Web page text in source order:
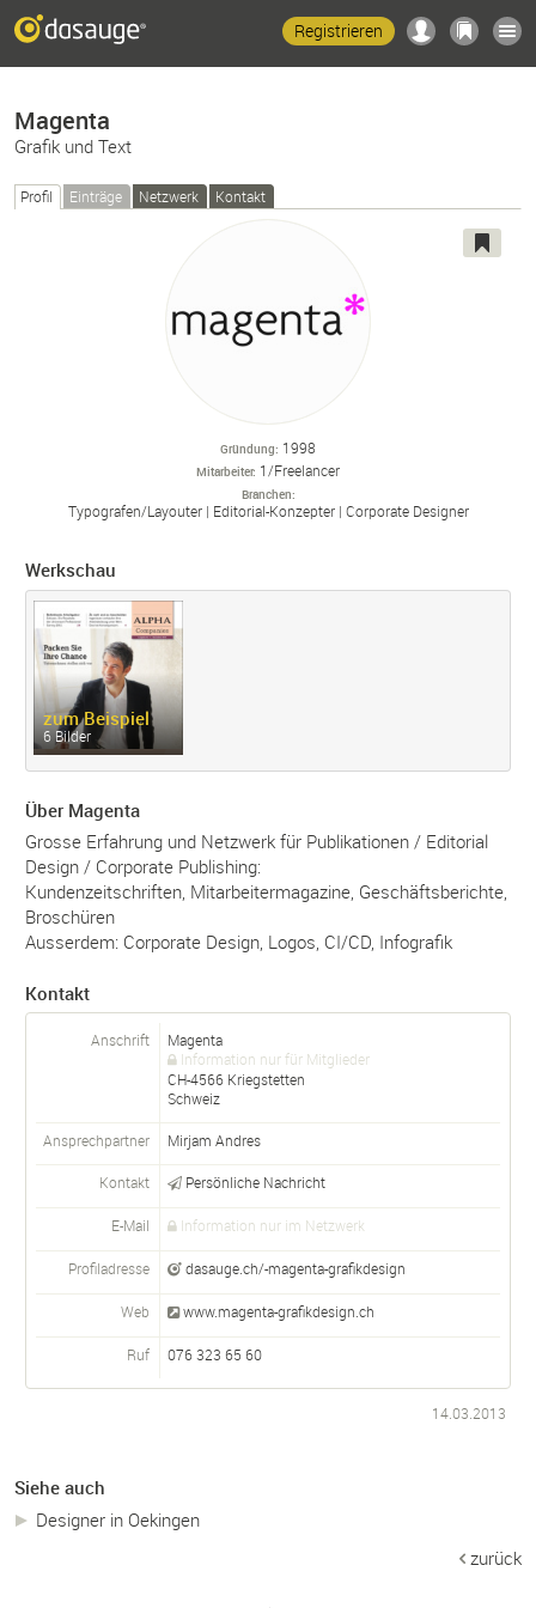
Registrieren
Magenta
Grafik und Text
Profil Einträge Netzwerk Kontakt
Gründung 1998
Mitarbeiter 1/Freelancer
Branchen
Typografen/Layouter Editorial-Konzepter Corporate Designer
Werkschau
zum Beispiel
6 Bilder
Über Magenta
Grosse Erfahrung und Netzwerk für Publikationen / Editorial
Design / Corporate Publishing:
Kundenzeitschriften, Mitarbeitermagazine, Geschäftsberichte,
Broschüren
Ausserdem: Corporate Design, Logos, CI/CD, Infografik
Kontakt
Anschrift
Magenta
Information nur für Mitglieder
CH-4566 Kriegstetten
Schweiz
Ansprechpartner Mirjam Andres
Kontakt Persönliche Nachricht
E-Mail Information nur im Netzwerk
Profiladresse dasauge.ch/-magenta-grafikdesign
Web www.magenta-grafikdesign.ch
Ruf 076 323 65 60
14.03.2013
Siehe auch
Designer in Oekingen
zurück